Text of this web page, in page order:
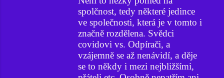
spolčnost, tedy některé jedince
ve společnosti, která je v tomto i
značně rozdělena. Svědci
covidovi vs. Odpírači, a
vzájemně se až nenávidí, a děje
se to někdy i mezi nejbližšími,